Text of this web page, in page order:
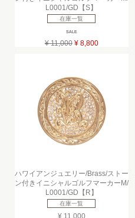
L0001/GD【S】
在庫一覧
SALE
¥ 11,000 ¥ 8,800
ハワイアンジュエリー/Brass/ストー
ン付きイニシャルゴルフマーカーM/
L0001/GD【R】
在庫一覧
¥ 11,000